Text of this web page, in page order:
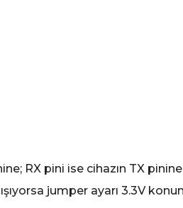
RX pini ise cihazın TX
jumper ayarı 3.3V